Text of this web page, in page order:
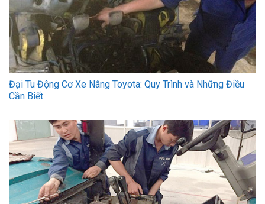
Đại Tu Động Cơ Xe Nâng Toyota: Quy Trình và Những Điều
Cần Biết